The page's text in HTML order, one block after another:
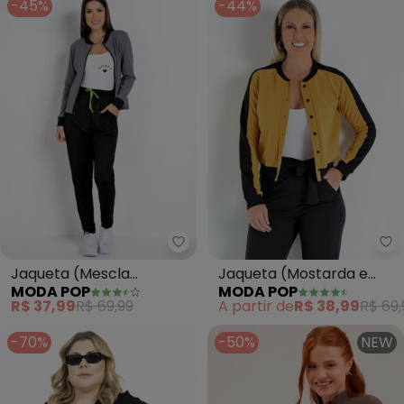
-45%
Moda Pop - Jaqueta (Mescla
Jaqueta (Mescla
Chumbo) e Estampa
Neon nas Costas
MODA POP
R$ 37,99R$ 69,99
-44%
Jaqueta (Mostarda e
Preta) com Estampa nas
Costas
MODA POP
A partir deR$ 38,99R$
-70%
-50% NEW